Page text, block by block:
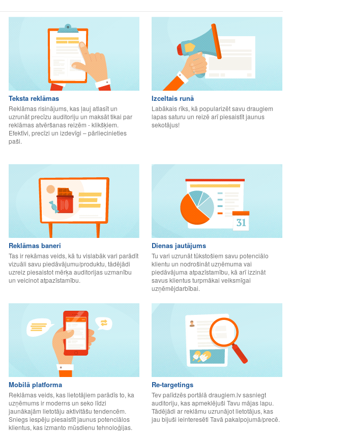
Teksta reklāmas
Reklāmas risinājums, kas ļauj atlasīt un
uzrunāt precīzu auditoriju un maksāt tikai par
reklāmas atvēršanas reizēm - klikšķiem.
Efektīvi, precīzi un izdevīgi – pārliecinieties
paši.
Izceltais runā
Labākais rīks, kā popularizēt savu draugiem
lapas saturu un reizē arī piesaistīt jaunus
sekotājus!
Reklāmas baneri
Tas ir rekāmas veids, kā tu vislabāk vari parādīt
vizuāli savu piedāvājumu/produktu, tādējādi
uzreiz piesaistot mērķa auditorijas uzmanību
un veicinot atpazīstamību.
Dienas jautājums
Tu vari uzrunāt tūkstošiem savu potenciālo
klientu un nodrošināt uzņēmuma vai
piedāvājuma atpazīstamību, kā arī izzināt
savus klientus turpmākai veiksmīgai
uzņēmējdarbībai.
Mobilā platforma
Reklāmas veids, kas lietotājiem parādīs to, ka
uzņēmums ir moderns un seko līdzi
jaunākajām lietotāju aktivitāšu tendencēm.
Sniegs iespēju piesaistīt jaunus potenciālos
klientus, kas izmanto mūsdienu tehnoloģijas.
Re-targetings
Tev palīdzēs portālā draugiem.lv sasniegt
auditoriju, kas apmeklējuši Tavu mājas lapu.
Tādējādi ar reklāmu uzrunājot lietotājus, kas
jau bijuši ieinteresēti Tavā pakalpojumā/precē.